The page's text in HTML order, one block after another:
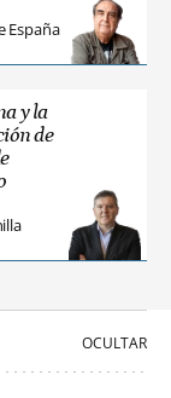
España
y la
de